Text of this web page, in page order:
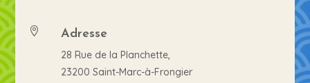
 Adresse
28 Rue de la Planchette,
23200 Saint-Marc-à-Frongier